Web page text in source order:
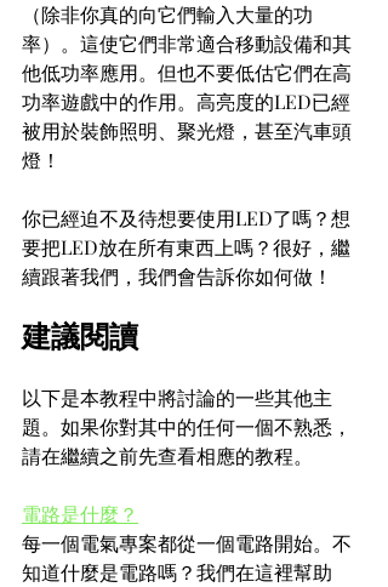
（除非你真的向它們輸入大量的功
率）。這使它們非常適合移動設備和其
他低功率應用。但也不要低估它們在高
功率遊戲中的作用。高亮度的LED已經
被用於裝飾照明、聚光燈，甚至汽車頭
燈！
你已經迫不及待想要使用LED了嗎？想
要把LED放在所有東西上嗎？很好，繼
續跟著我們，我們會告訴你如何做！
建議閱讀
以下是本教程中將討論的一些其他主
題。如果你對其中的任何一個不熟悉，
請在繼續之前先查看相應的教程。
電路是什麼？
每一個電氣專案都從一個電路開始。不
知道什麼是電路嗎？我們在這裡幫助